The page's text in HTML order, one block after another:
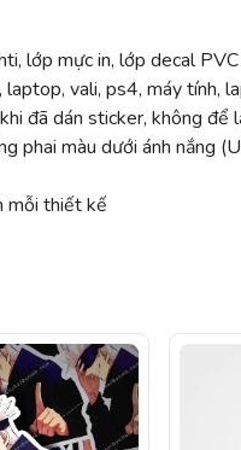
lớp mực in, lớp decal
vali, ps4, máy tính,
đã dán sticker, không
phai màu dưới ánh nắng
mỗi thiết kế